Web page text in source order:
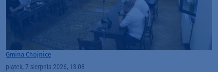
Gmina Chojnice
piątek, 7 sierpnia 2026, 13:08